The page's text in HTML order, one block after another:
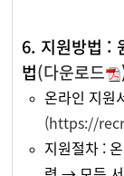
6. 지원방법 :
법(다운로드
온라인 지원
(https://
지원절차 :